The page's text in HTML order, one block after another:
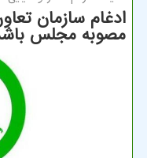
ادغام سازمان
مصوبه مجلس